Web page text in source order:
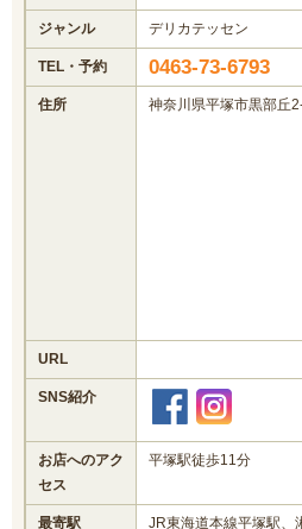
ジャンル デリカテッセン
TEL・予約 0463-73-6793
住所 神奈川県平塚市黒部丘
URL
SNS紹介
お店へのアク
セス
平塚駅徒歩11分
最寄駅 JR東海道本線平塚駅、